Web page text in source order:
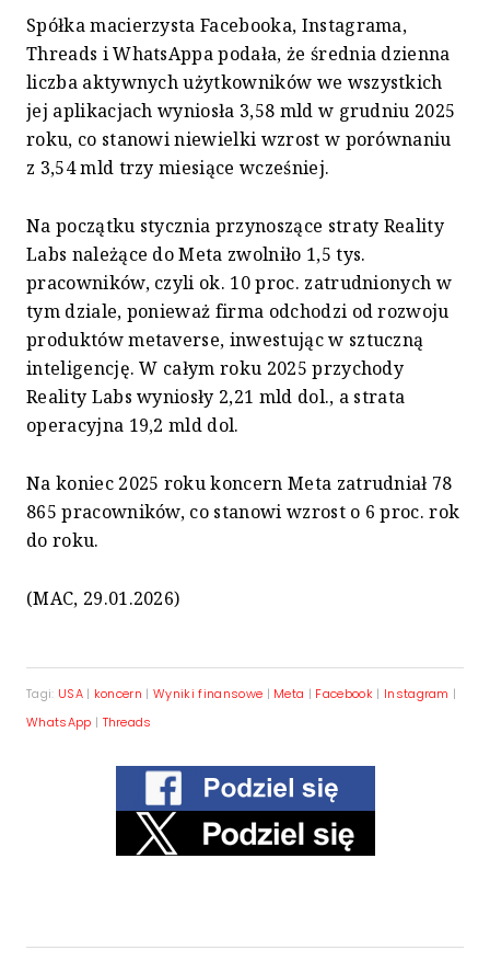
Spółka macierzysta Facebooka, Instagrama,
Threads i WhatsAppa podała, że średnia dzienna
liczba aktywnych użytkowników we wszystkich
jej aplikacjach wyniosła 3,58 mld w grudniu 2025
roku, co stanowi niewielki wzrost w porównaniu
z 3,54 mld trzy miesiące wcześniej.
Na początku stycznia przynoszące straty Reality
Labs należące do Meta zwolniło 1,5 tys.
pracowników, czyli ok. 10 proc. zatrudnionych w
tym dziale, ponieważ firma odchodzi od rozwoju
produktów metaverse, inwestując w sztuczną
inteligencję. W całym roku 2025 przychody
Reality Labs wyniosły 2,21 mld dol., a strata
operacyjna 19,2 mld dol.
Na koniec 2025 roku koncern Meta zatrudniał 78
865 pracowników, co stanowi wzrost o 6 proc. rok
do roku.
(MAC, 29.01.2026)
Tagi: USA | koncern |Wyniki finansowe | Meta | Facebook | Instagram |
WhatsApp | Threads